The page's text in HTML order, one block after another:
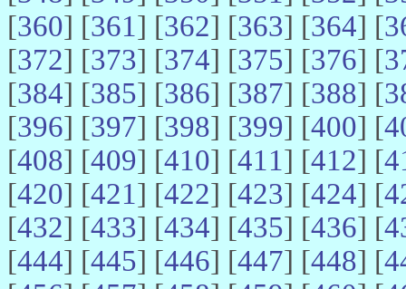
[360] [361] [362] [363] [364] [
[372] [373] [374] [375] [376] [
[384] [385] [386] [387] [388] [
[396] [397] [398] [399] [400] [
[408] [409] [410] [411] [412] [
[420] [421] [422] [423] [424] [
[432] [433] [434] [435] [436] [
[444] [445] [446] [447] [448] [